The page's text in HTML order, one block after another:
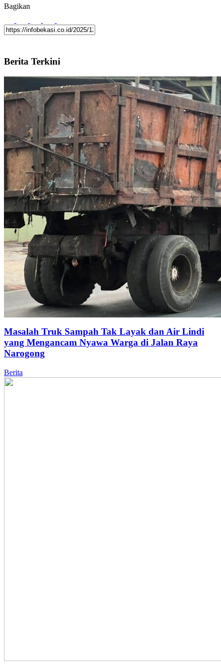
Bagikan
Berita Terkini
Masalah Truk Sampah Tak Layak dan Air Lindi
yang Mengancam Nyawa Warga di Jalan Raya
Narogong
Berita